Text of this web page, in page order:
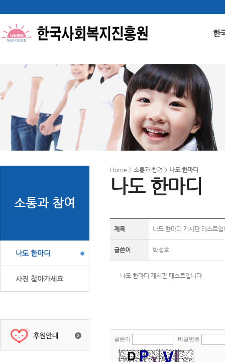
한
소통과 참여
나도 한마디
사진 찾아가세요
Home > 소통과 참여 > 나도 한마디
나도 한마디
제목 나도 한마디 게시판 테스트
글쓴이 박성호
나도 한마디 게시판 테스트입니다.
글쓴이 비밀번호